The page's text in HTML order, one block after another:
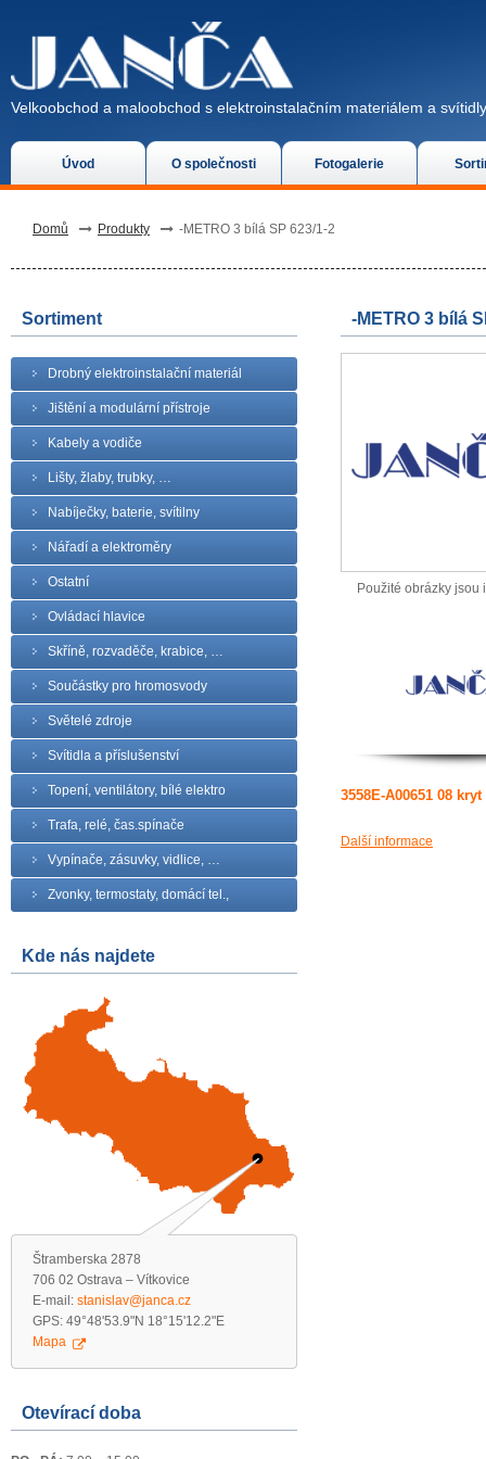
Úvod O společnosti Fotogalerie
Velkoobchod a maloobchod s elektroinstalačním materiálem a
Domů Produkty -METRO 3 bílá SP 623/1-2
Sortiment
Drobný elektroinstalační materiál
Jištění a modulární přístroje
Kabely a vodiče
Lišty, žlaby, trubky, …
Nabíječky, baterie, svítilny
Nářadí a elektroměry
Ostatní
Ovládací hlavice
Skříně, rozvaděče, krabice, …
Součástky pro hromosvody
Světelé zdroje
Svítidla a příslušenství
Topení, ventilátory, bílé elektro
Trafa, relé, čas.spínače
Vypínače, zásuvky, vidlice, …
Zvonky, termostaty, domácí tel.,
Kde nás najdete
Štramberska 2878
706 02 Ostrava – Vítkovice
E-mail: stanislav@janca.cz
GPS: 49°48'53.9"N 18°15'12.2"E
Mapa
Otevírací doba
-METRO 3 bílá
Použité obrázky jsou
3558E-A00651 08
Další informace